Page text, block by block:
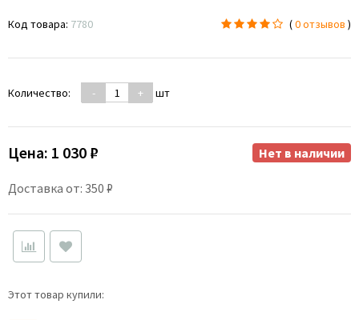
Код товара: 7780 (0 отзывов )
Количество: - + шт
Цена: 1 030 ₽
Доставка от: 350 ₽
Нет в наличии
Этот товар купили: